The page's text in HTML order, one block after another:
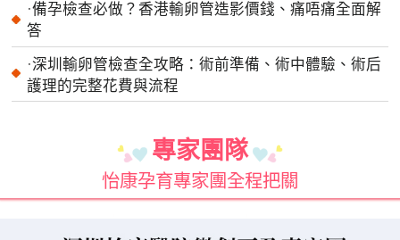
·備孕檢查必做？香港輸卵管造影價錢、痛唔痛全面解
答
·深圳輸卵管檢查全攻略：術前準備、術中體驗、術后
護理的完整花費與流程
專家團隊
怡康孕育專家團全程把關